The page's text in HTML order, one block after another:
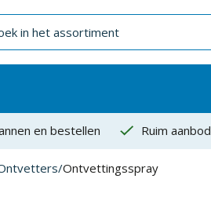
en bestellen Ruim aanbod
/Ontvettingsspray